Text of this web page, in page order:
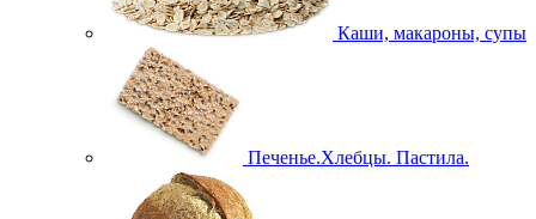
Каши, макароны, супы
Печенье.Хлебцы. Пастила.